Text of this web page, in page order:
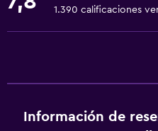
Cambio de divisas
Acceso con tarjeta
1.390 calificaciones
Información de